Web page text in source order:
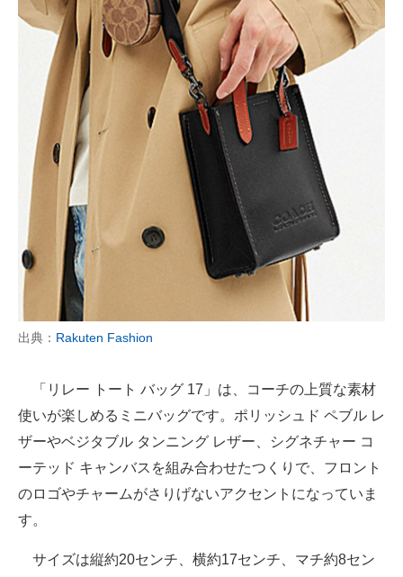
出典： Rakuten Fashion
「リレー トート バッグ 17」は、コーチの上質な素材
使いが楽しめるミニバッグです。ポリッシュド ペブル レ
ザーやベジタブル タンニング レザー、シグネチャー コ
ーテッド キャンバスを組み合わせたつくりで、フロント
のロゴやチャームがさりげないアクセントになっていま
す。
サイズは縦約20センチ、横約17センチ、マチ約8セン